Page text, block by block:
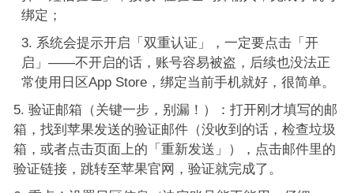
绑定；
系统会提示开启「双重认证」，一定要点击「开
启」——不开启的话，账号容易被盗，后续也没法正
常使用日区App Store，绑定当前手机就好，很简单。
验证邮箱（关键一步，别漏！）：打开刚才填写的邮
箱，找到苹果发送的验证邮件（没收到的话，检查垃圾
箱，或者点击页面上的「重新发送」），点击邮件里的
验证链接，跳转至苹果官网，验证就完成了。